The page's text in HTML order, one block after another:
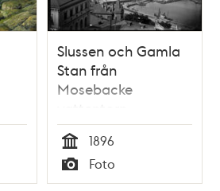
Slussen och Gamla
Stan från
Mosebacke
Tid
1896
Typ
Foto